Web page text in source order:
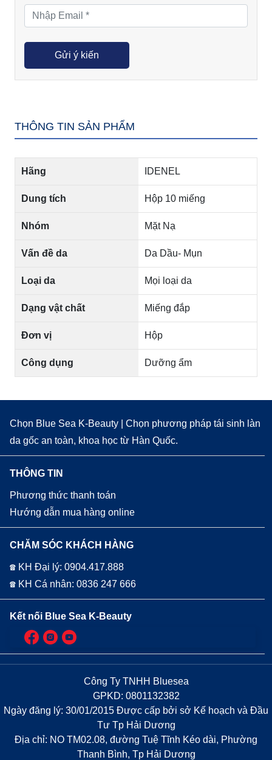
THÔNG TIN SẢN PHẨM
Hãng IDENEL
Dung tích Hộp 10 miếng
Nhóm Mặt Nạ
Vấn đề da Da Dầu- Mụn
Loại da Mọi loại da
Dạng vật chất Miếng đắp
Đơn vị Hộp
Công dụng Dưỡng ẩm
Chọn Blue Sea K-Beauty | Chọn phương pháp tái sinh làn
da gốc an toàn, khoa học từ Hàn Quốc.
THÔNG TIN
Phương thức thanh toán
Hướng dẫn mua hàng online
CHĂM SÓC KHÁCH HÀNG
☎ KH Đại lý: 0904.417.888
☎ KH Cá nhân: 0836 247 666
Kết nối Blue Sea K-Beauty
Công Ty TNHH Bluesea
GPKD: 0801132382
Ngày đăng lý: 30/01/2015 Được cấp bởi sở Kế hoạch và Đầu
Tư Tp Hải Dương
Địa chỉ: NO TM02.08, đường Tuệ Tĩnh Kéo dài, Phường
Thanh Bình, Tp Hải Dương